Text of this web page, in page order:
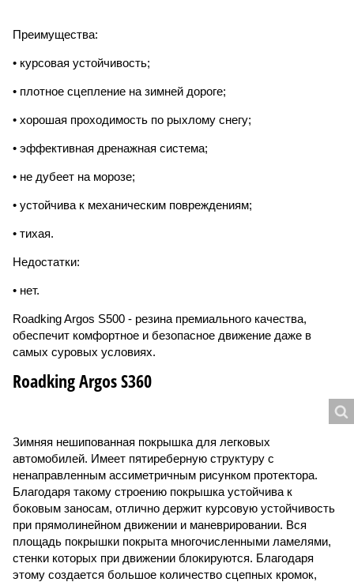
Преимущества:
• курсовая устойчивость;
• плотное сцепление на зимней дороге;
• хорошая проходимость по рыхлому снегу;
• эффективная дренажная система;
• не дубеет на морозе;
• устойчива к механическим повреждениям;
• тихая.
Недостатки:
• нет.
Roadking Argos S500 - резина премиального качества,
обеспечит комфортное и безопасное движение даже в
самых суровых условиях.
Roadking Argos S360
Зимняя нешипованная покрышка для легковых
автомобилей. Имеет пятиреберную структуру с
ненаправленным ассиметричным рисунком протектора.
Благодаря такому строению покрышка устойчива к
боковым заносам, отлично держит курсовую устойчивость
при прямолинейном движении и маневрировании. Вся
площадь покрышки покрыта многочисленными ламелями,
стенки которых при движении блокируются. Благодаря
этому создается большое количество сцепных кромок,